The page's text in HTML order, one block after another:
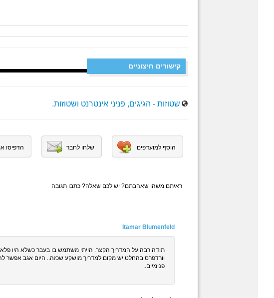
קישורים חיצוניים
שטוזות - הגיגים, פניני אינטרנט ושטוזות.
הוסף למועדפים שלחו לחבר הדפיסו
ראיתם משהו שאהבתם? יש לכם שאלה? כתבו תגובה
Itamar Blumenfeld
תודה רבה על המדריך הקצר. הייתי משתמש בו בעבר כשלא היו
וורדפרס בהחלט יש מקום למדריך מושקע שכזה.. היום אגב אפשר
פנימיים..